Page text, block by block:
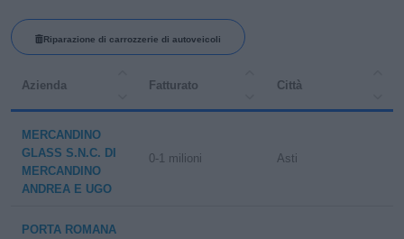
Riparazione di carrozzerie di autoveicoli
Azienda Fatturato Città
MERCANDINO
GLASS S.N.C. DI
MERCANDINO
ANDREA E UGO
0-1 milioni Asti
PORTA ROMANA